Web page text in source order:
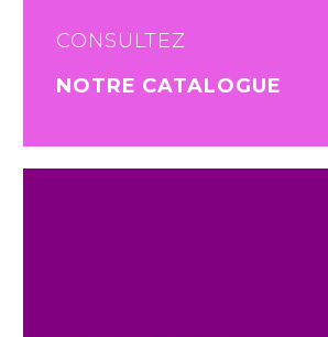
CONSULTEZ
NOTRE CATALOGUE